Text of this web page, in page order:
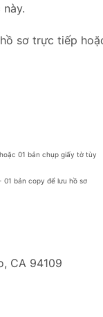
sơ trực tiếp
01 bản chụp giấy tờ tùy
bản copy để lưu hồ sơ
CA 94109